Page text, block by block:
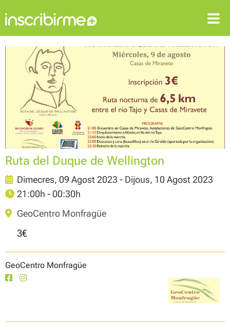
ENTRAR REGISTRAR-SE
Ruta del Duque de Wellington
Dimecres, 09 Agost 2023 - Dijous, 10 Agost 2023
21:00h - 00:30h
GeoCentro Monfragüe
3€
GeoCentro Monfragüe